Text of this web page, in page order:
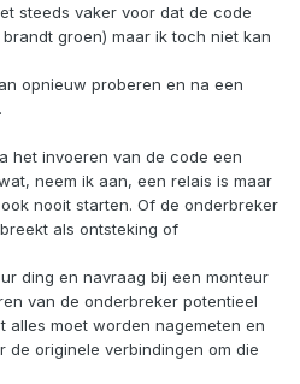
steeds vaker voor dat de code
groen) maar ik toch niet kan
opnieuw proberen en na een
het invoeren van de code een
neem ik aan, een relais is maar
nooit starten. Of de onderbreker
als ontsteking of
ding en navraag bij een monteur
van de onderbreker potentieel
alles moet worden nagemeten en
de originele verbindingen om die